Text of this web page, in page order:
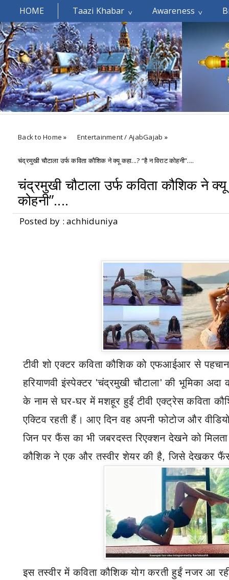
HOME Taazi Khabar Awareness
Welcomes You.....
Back to Home » Entertainment / AjabGajab »
चंद्रमुखी चौटाला उर्फ कविता कौशिक ने क्यू कहा...? “है न विराट कोहनी”....
चंद्रमुखी चौटाला उर्फ कविता कौशिक ने क्यू
कोहनी”....
Posted by : achhiduniya
टीवी शो एक्टरकविता कौशिक को एफआईआर से पहचान
हरियाणवी इंस्पेक्टर 'चंद्रमुखी चौटाला'की भूमिका अदा
के नाम से घर-घर में मशहूर हुईं टीवी एक्ट्रेस कविता
एक्टिव रहती हैं। आए दिन वह अपनी फोटोज और
जिन पर फैंस का भी जबरदस्त रिएक्शन देखने को मिलता
कौशिक ने एक और तस्वीर शेयर की है,जिसे देखकर
इस तस्वीर में कविता कौशिक योग करती हुईं नजर आ